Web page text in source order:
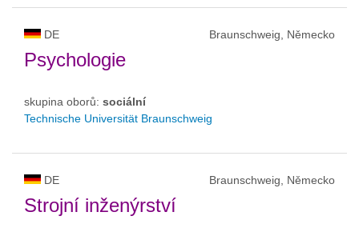
DE Braunschweig, Německo
Psychologie
skupina oborů: sociální
Technische Universität Braunschweig
DE Braunschweig, Německo
Strojní inženýrství